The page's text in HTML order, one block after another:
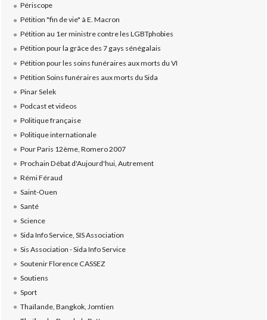
Périscope
Pétition "fin de vie" à E. Macron
Pétition au 1er ministre contre les LGBTphobies
Pétition pour la grâce des 7 gays sénégalais
Pétition pour les soins funéraires aux morts du VI
Pétition Soins funéraires aux morts du Sida
Pinar Selek
Podcast et videos
Politique française
Politique internationale
Pour Paris 12ème, Romero 2007
Prochain Débat d'Aujourd'hui, Autrement
Rémi Féraud
Saint-Ouen
Santé
Science
Sida Info Service, SIS Association
Sis Association - Sida Info Service
Soutenir Florence CASSEZ
Soutiens
Sport
Thaïlande, Bangkok, Jomtien